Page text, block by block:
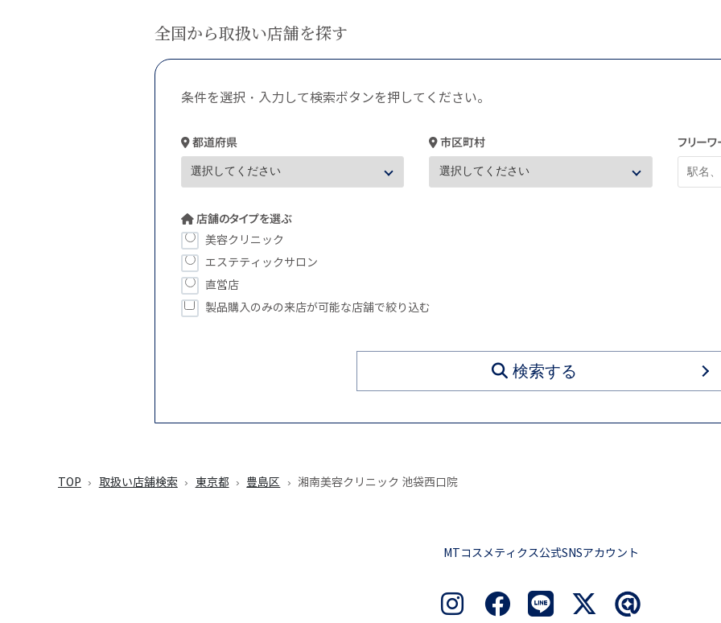
全国から取扱い店舗を探す
条件を選択・入力して検索ボタンを押してください。
都道府県 市区町村 フリーワ
店舗のタイプを選ぶ
美容クリニック
エステティックサロン
直営店
製品購入のみの来店が可能な店舗で絞り込む
検索する
TOP 取扱い店舗検索 東京都 豊島区 湘南美容クリニック 池袋西口院
MTコスメティクス公式SNSアカウント